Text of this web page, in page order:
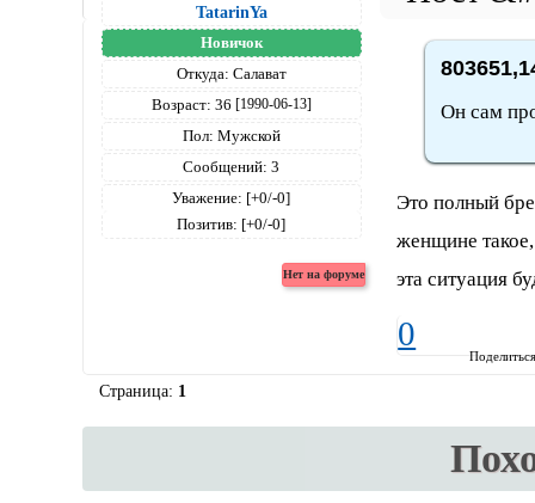
TatarinYa
Новичок
Откуда: Салават
Возраст: 36 [1990-06-13]
Пол: Мужской
Сообщений: 3
Уважение: [+0/-0]
Позитив: [+0/-0]
Он сам
Это полный
женщине
эта ситуация
0
Страница: 1